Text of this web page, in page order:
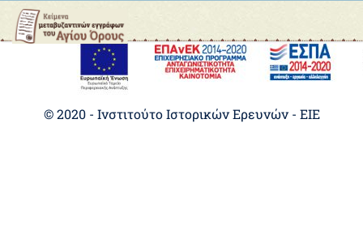
© 2020 - Ινστιτούτο Ιστορικών Ερευνών - EIE